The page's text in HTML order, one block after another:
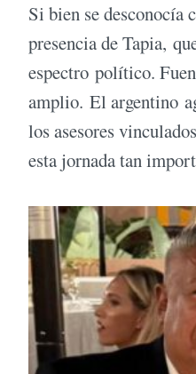
Si bien se
presencia de Tapia,
espectro político.
amplio. El argentino
los asesores
esta jornada tan